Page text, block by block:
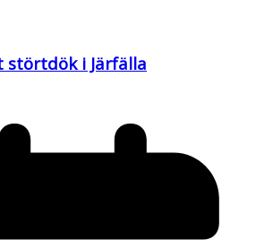
störtdök i Järfälla